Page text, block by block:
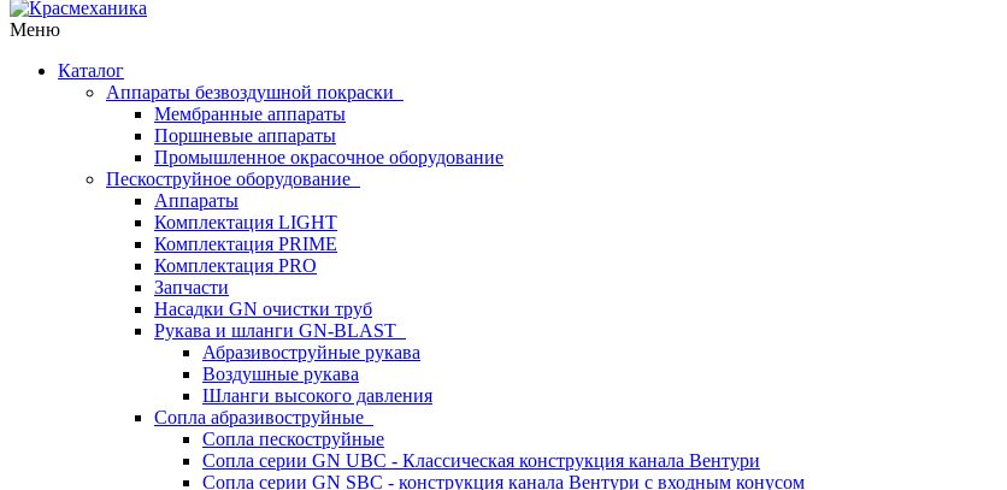
Меню
Каталог
Аппараты безвоздушной покраски
Мембранные аппараты
Поршневые аппараты
Промышленное окрасочное оборудование
Пескоструйное оборудование
Аппараты
Комплектация LIGHT
Комплектация PRIME
Комплектация PRO
Запчасти
Насадки GN очистки труб
Рукава и шланги GN-BLAST
Абразивоструйные рукава
Воздушные рукава
Шланги высокого давления
Сопла абразивоструйные
Сопла пескоструйные
Сопла серии GN UBC - Классическая конструкция канала Вентури
Сопла серии GN SBC - конструкция канала Вентури c входным конусом